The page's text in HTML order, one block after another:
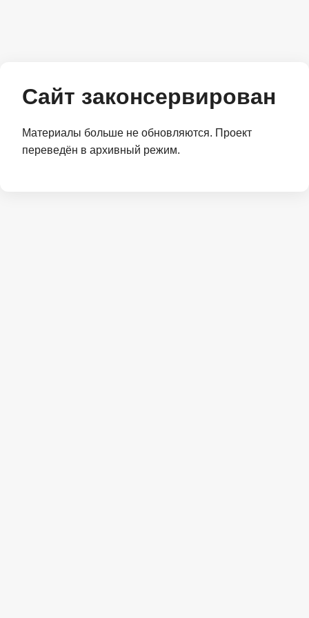
Сайт законсервирован
Материалы больше не обновляются. Проект
переведён в архивный режим.